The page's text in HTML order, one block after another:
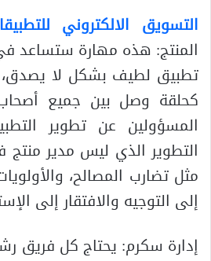
التسويق الالكتروني
المنتج: هذه مهارة ستساعد
تطبيق لطيف بشكل لا
كحلقة وصل بين جميع أصحاب
المسؤولين عن تطوير
التطوير الذي ليس مدير
مثل تضارب المصالح،
إلى التوجيه والافتقار إلى
إدارة سكرم: يحتاج كل فريق